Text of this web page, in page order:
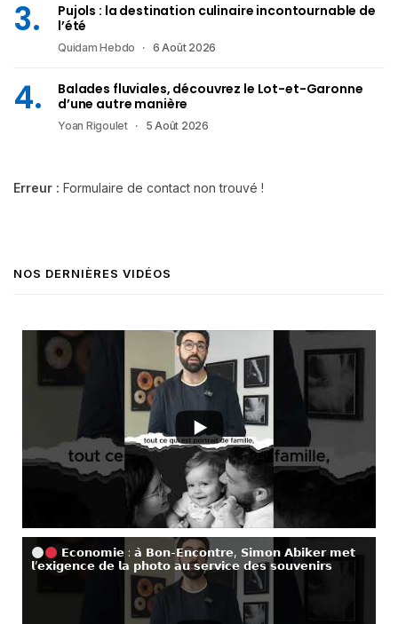
Pujols : la destination culinaire incontournable de
l’été
Quidam Hebdo 6 Août 2026
Balades fluviales, découvrez le Lot-et-Garonne
d’une autre manière
Yoan Rigoulet 5 Août 2026
Erreur : Formulaire de contact non trouvé !
NOS DERNIÈRES VIDÉOS
𝗘𝗰𝗼𝗻𝗼𝗺𝗶𝗲 : 𝗮̀ 𝗕𝗼𝗻-𝗘𝗻𝗰𝗼𝗻𝘁𝗿𝗲, 𝗦𝗶𝗺𝗼𝗻 𝗔𝗯𝗶𝗸𝗲𝗿 𝗺𝗲𝘁
𝗹’𝗲𝘅𝗶𝗴𝗲𝗻𝗰𝗲 𝗱𝗲 𝗹𝗮 𝗽𝗵𝗼𝘁𝗼 𝗮𝘂 𝘀𝗲𝗿𝘃𝗶𝗰𝗲 𝗱𝗲𝘀 𝘀𝗼𝘂𝘃𝗲𝗻𝗶𝗿𝘀